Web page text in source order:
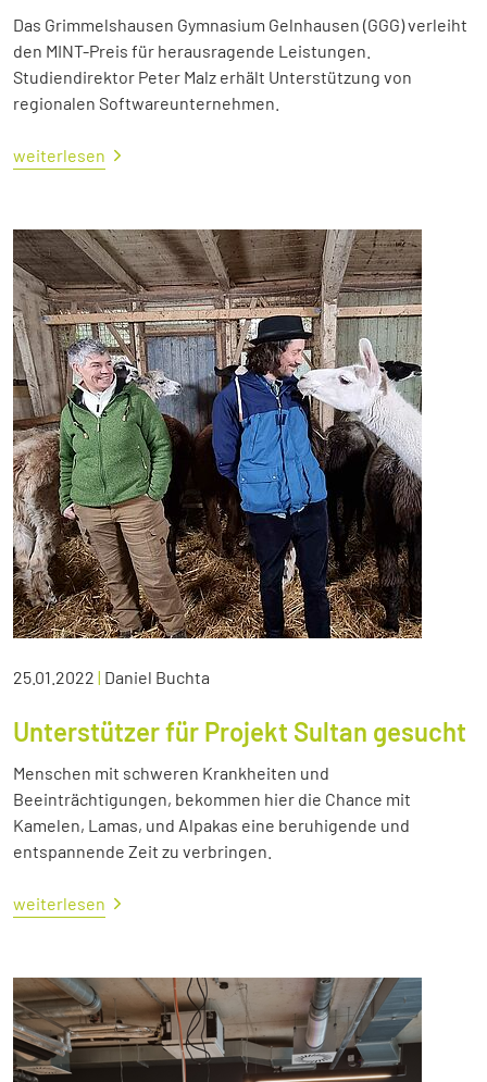
Das Grimmelshausen Gymnasium Gelnhausen (GGG) verleiht
den MINT-Preis für herausragende Leistungen.
Studiendirektor Peter Malz erhält Unterstützung von
regionalen Softwareunternehmen.
weiterlesen
25.01.2022 | Daniel Buchta
Unterstützer für Projekt Sultan gesucht
Menschen mit schweren Krankheiten und
Beeinträchtigungen, bekommen hier die Chance mit
Kamelen, Lamas, und Alpakas eine beruhigende und
entspannende Zeit zu verbringen.
weiterlesen